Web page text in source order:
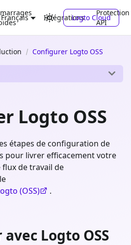
Intégrations
Protection
API
Français Logto Cloud
Configurer Logto OSS
Logto OSS
étapes de configuration de
pour livrer efficacement votre
de travail de
(OSS)
.
Logto OSS